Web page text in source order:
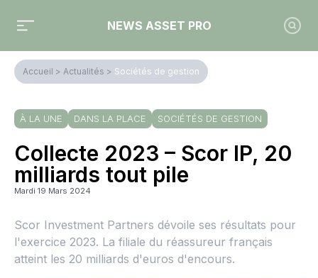
NEWS ASSET PRO
Accueil > Actualités > Sociétés de gestion
À LA UNE DANS LA PLACE SOCIÉTÉS DE GESTION
Collecte 2023 – Scor IP, 20
milliards tout pile
Mardi 19 Mars 2024
Scor Investment Partners dévoile ses résultats pour
l'exercice 2023. La filiale du réassureur français
atteint les 20 milliards d'euros d'encours.